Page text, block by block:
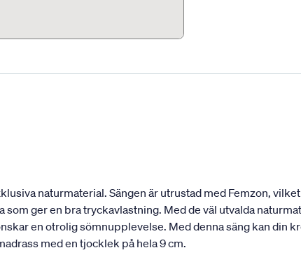
naturmaterial. Sängen är utrustad med Femzon,
ger en bra tryckavlastning. Med de väl utvalda
en otrolig sömnupplevelse. Med denna säng kan din
med en tjocklek på hela 9 cm.